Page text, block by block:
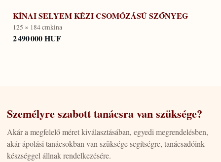
KÍNAI SELYEM KÉZI CSOMÓZÁSÚ SZŐNYEG
125 × 184 cmkina
2 490 000 HUF
Személyre szabott tanácsra van szüksége?
Akár a megfelelő méret kiválasztásában, egyedi megrendelésben,
akár ápolási tanácsokban van szüksége segítségre, tanácsadóink
készséggel állnak rendelkezésére.